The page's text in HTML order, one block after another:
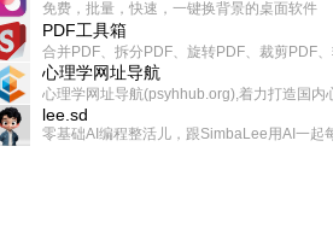
免费，批量，快速，一键换背景的桌面软件
PDF工具箱
心理学网址导航
lee.sd